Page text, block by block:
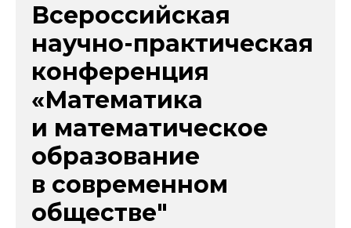
Всероссийская
научно-практическая
конференция
«Математика
и математическое
образование
в современном
обществе"